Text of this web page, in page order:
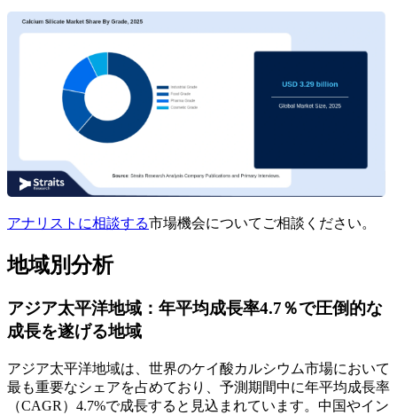
アナリストに相談する市場機会についてご相談ください。
地域別分析
アジア太平洋地域：年平均成長率4.7％で圧倒的な
成長を遂げる地域
アジア太平洋地域は、世界のケイ酸カルシウム市場において
最も重要なシェアを占めており、予測期間中に年平均成長率
（CAGR）4.7%で成長すると見込まれています。中国やイン